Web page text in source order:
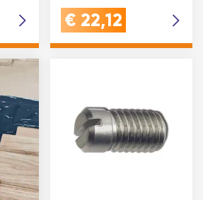
Gewindeform: M k max.
(mm): 2,2 L(mm): 12
€ 22,12